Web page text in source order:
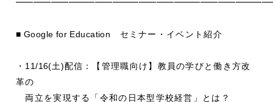
■ Google for Education セミナー・イベント紹介
・ 11/16(土)配信：【管理職向け】教員の学びと働き方改
革の
両立を実現する「令和の日本型学校経営」とは？